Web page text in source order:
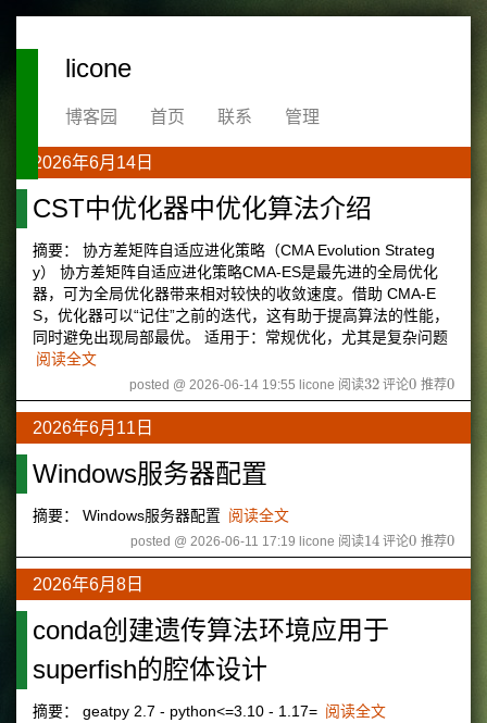
licone
博客园 首页 联系 管理
2026年6月14日
CST中优化器中优化算法介绍
摘要： 协方差矩阵自适应进化策略（CMA Evolution Strateg
y） 协方差矩阵自适应进化策略CMA-ES是最先进的全局优化
器，可为全局优化器带来相对较快的收敛速度。借助 CMA-E
S，优化器可以“记住”之前的迭代，这有助于提高算法的性能，
同时避免出现局部最优。 适用于：常规优化，尤其是复杂问题
阅读全文
posted @ 2026-06-14 19:55 licone 阅读32
32 评论0
0 推荐0
0
2026年6月11日
Windows服务器配置
摘要： Windows服务器配置 阅读全文
posted @ 2026-06-11 17:19 licone 阅读14
14 评论0
0 推荐0
0
2026年6月8日
conda创建遗传算法环境应用于
superfish的腔体设计
摘要： geatpy 2.7 - python<=3.10 - 1.17= 阅读全文